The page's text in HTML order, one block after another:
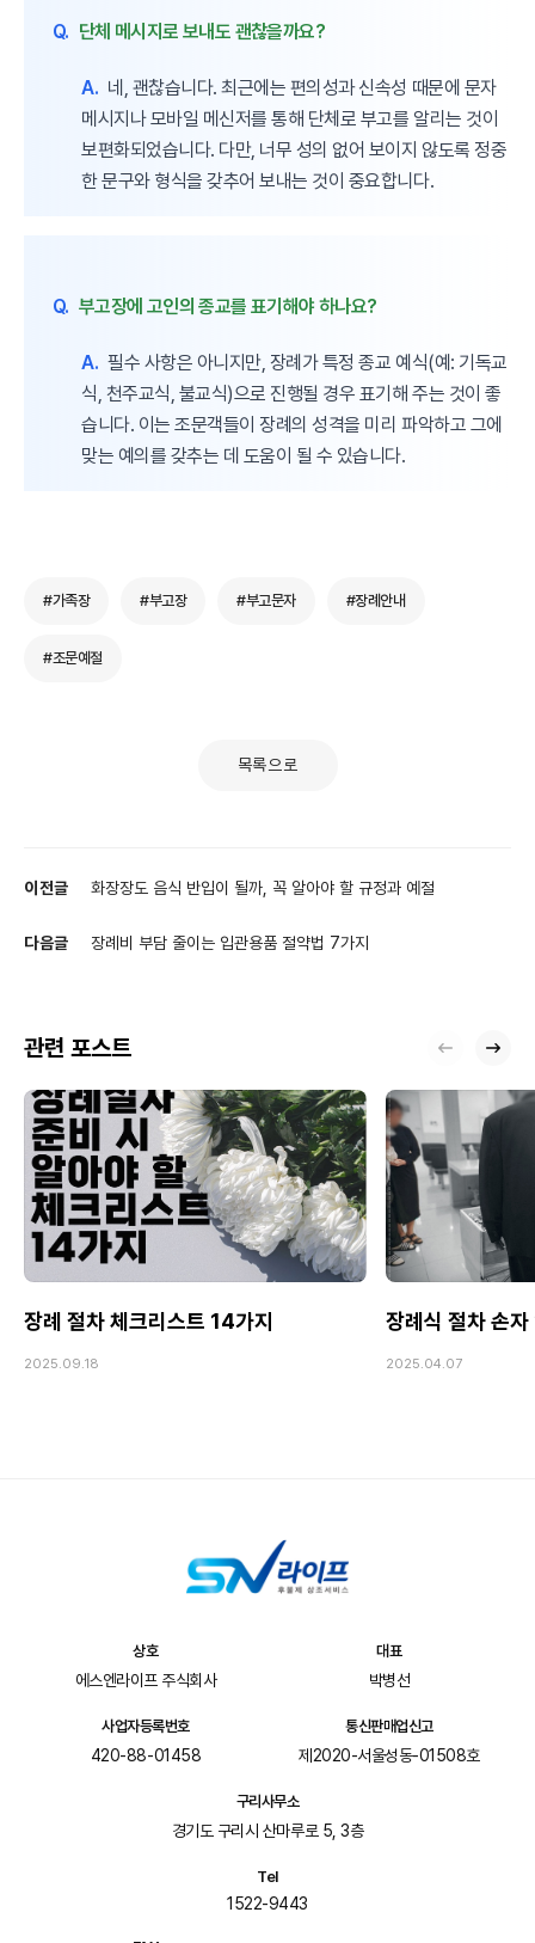
Q. 단체 메시지로 보내도 괜찮을까요?
A. 네, 괜찮습니다. 최근에는 편의성과 신속성 때문에 문자
메시지나 모바일 메신저를 통해 단체로 부고를 알리는 것이
보편화되었습니다. 다만, 너무 성의 없어 보이지 않도록 정중
한 문구와 형식을 갖추어 보내는 것이 중요합니다.
Q. 부고장에 고인의 종교를 표기해야 하나요?
A. 필수 사항은 아니지만, 장례가 특정 종교 예식(예: 기독교
식, 천주교식, 불교식)으로 진행될 경우 표기해 주는 것이 좋
습니다. 이는 조문객들이 장례의 성격을 미리 파악하고 그에
맞는 예의를 갖추는 데 도움이 될 수 있습니다.
#가족장 #부고장 #부고문자 #장례안내
#조문예절
목록으로
이전글 화장장도 음식 반입이 될까, 꼭 알아야 할 규정과 예절
다음글 장례비 부담 줄이는 입관용품 절약법 7가지
관련 포스트
장례 절차 체크리스트 14가지
2025.09.18
장례식 절차 손
2025.04.07
상호
에스엔라이프 주식회사
대표
박병선
사업자등록번호
420-88-01458
통신판매업신고
제2020-서울성동-01508호
구리사무소
경기도 구리시 산마루로 5, 3층
Tel
1522-9443